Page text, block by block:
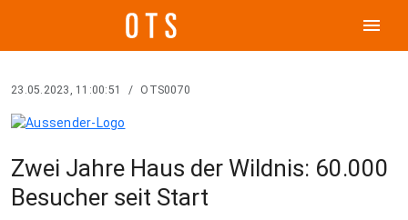
menu
23.05.2023, 11:00:51 / OTS0070
Zwei Jahre Haus der Wildnis: 60.000
Besucher seit Start